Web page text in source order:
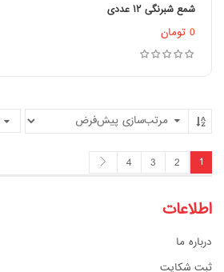
شمع شبرنگی ۱۲ عددی
0 تومان
1
2
3
4
اطلاعات
درباره ما
ثبت شکایت